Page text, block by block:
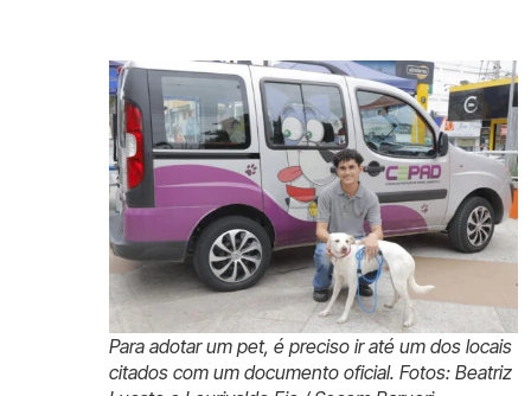
Para adotar um pet, é preciso ir até um dos locais
citados com um documento oficial. Fotos: Beatriz